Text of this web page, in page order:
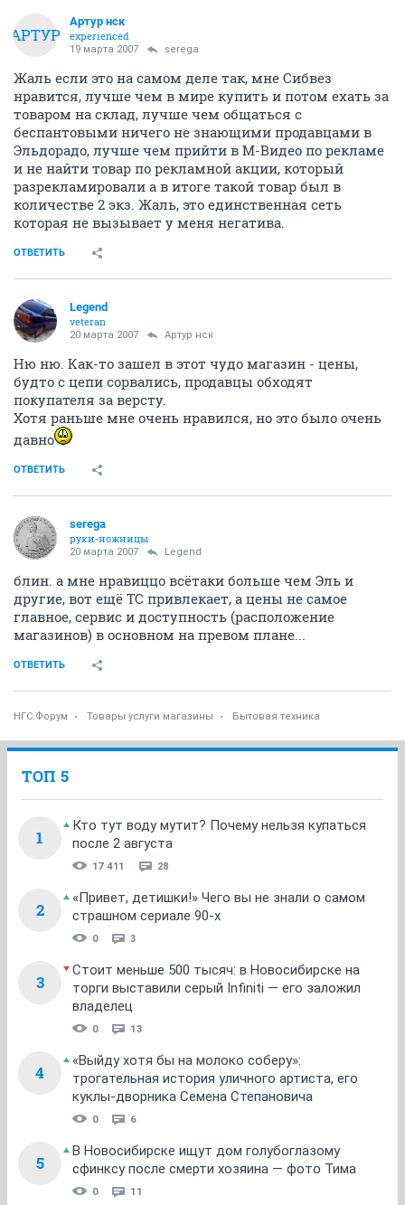
АРТУР
Артур нск
experienced
19 марта 2007 serega
Жаль если это на самом деле так, мне Сибвез
нравится, лучше чем в мире купить и потом ехать за
товаром на склад, лучше чем общаться с
беспантовыми ничего не знающими продавцами в
Эльдорадо, лучше чем прийти в М-Видео по рекламе
и не найти товар по рекламной акции, который
разрекламировали а в итоге такой товар был в
количестве 2 экз. Жаль, это единственная сеть
которая не вызывает у меня негатива.
ОТВЕТИТЬ
Legend
veteran
20 марта 2007 Артур нск
Ню ню. Как-то зашел в этот чудо магазин - цены,
будто с цепи сорвались, продавцы обходят
покупателя за версту.
Хотя раньше мне очень нравился, но это было очень
давно
ОТВЕТИТЬ
serega
руки-ножницы
20 марта 2007 Legend
блин. а мне нравиццо всётаки больше чем Эль и
другие, вот ещё ТС привлекает, а цены не самое
главное, сервис и доступность (расположение
магазинов) в основном на превом плане...
ОТВЕТИТЬ
НГС.Форум Товары услуги магазины Бытовая техника
ТОП 5
1
Кто тут воду мутит? Почему нельзя купаться
после 2 августа
17 411 28
2
«Привет, детишки!» Чего вы не знали о самом
страшном сериале 90-х
0 3
3
Стоит меньше 500 тысяч: в Новосибирске на
торги выставили серый Infiniti — его заложил
владелец
0 13
4
«Выйду хотя бы на молоко соберу»:
трогательная история уличного артиста, его
куклы-дворника Семена Степановича
0 6
5
В Новосибирске ищут дом голубоглазому
сфинксу после смерти хозяина — фото Тима
0 11